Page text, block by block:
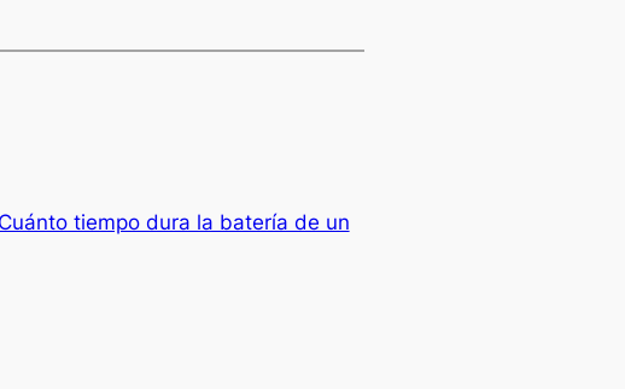
tiempo dura la batería de un